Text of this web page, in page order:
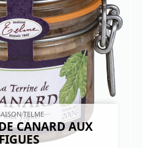
TELME
CANARD AUX